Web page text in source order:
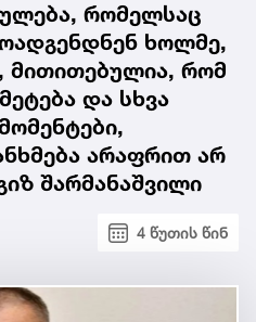
რომელსაც
ხოლმე,
მითითებულია, რომ
და სხვა
არაფრით არ
შარმანაშვილი
4 წუთის წინ